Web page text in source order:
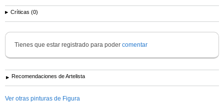
Ver más información derayder balsinde
Críticas (0)
Tienes que estar registrado para poder comentar
Recomendaciones de Artelista
Ver otras pinturas de Figura